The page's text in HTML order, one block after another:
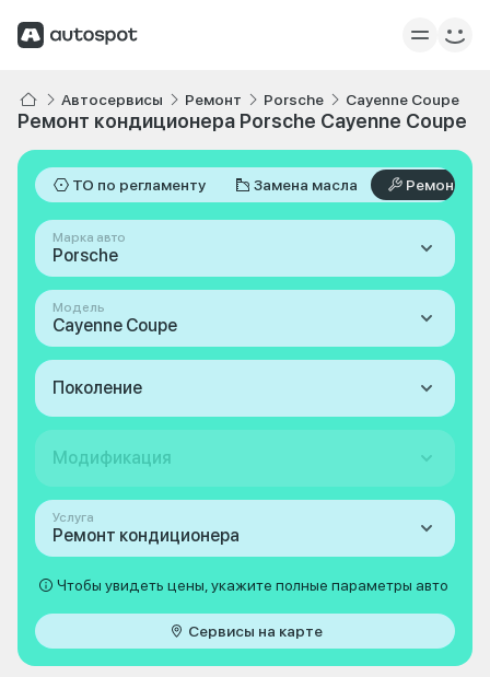
Автосервисы Ремонт Porsche Cayenne Coupe
Ремонт кондиционера Porsche Cayenne Coupe
ТО по регламенту Замена масла Ремонт
Марка авто
Porsche
Модель
Cayenne Coupe
Поколение
Модификация
Услуга
Ремонт кондиционера
Чтобы увидеть цены, укажите полные параметры авто
Сервисы на карте